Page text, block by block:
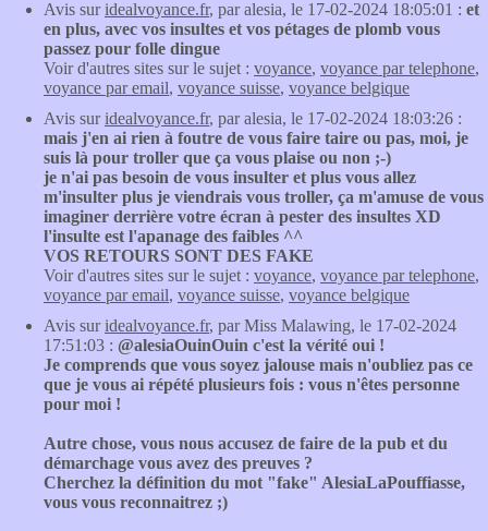
Avis suridealvoyance.fr, par alesia, le 17-02-2024 18:05:01 : et
en plus, avec vos insultes et vos pétages de plomb vous
passez pour folle dingue
Voir d'autres sites sur le sujet : voyance, voyance par telephone,
voyance par email, voyance suisse, voyance belgique
Avis suridealvoyance.fr, par alesia, le 17-02-2024 18:03:26 :
mais j'en ai rien à foutre de vous faire taire ou pas, moi, je
suis là pour troller que ça vous plaise ou non ;-)
je n'ai pas besoin de vous insulter et plus vous allez
m'insulter plus je viendrais vous troller, ça m'amuse de vous
imaginer derrière votre écran à pester des insultes XD
l'insulte est l'apanage des faibles ^^
VOS RETOURS SONT DES FAKE
Voir d'autres sites sur le sujet : voyance, voyance par telephone,
voyance par email, voyance suisse, voyance belgique
Avis suridealvoyance.fr, par Miss Malawing, le 17-02-2024
17:51:03 : @alesiaOuinOuin c'est la vérité oui !
Je comprends que vous soyez jalouse mais n'oubliez pas ce
que je vous ai répété plusieurs fois : vous n'êtes personne
pour moi !
Autre chose, vous nous accusez de faire de la pub et du
démarchage vous avez des preuves ?
Cherchez la définition du mot "fake" AlesiaLaPouffiasse,
vous vous reconnaitrez ;)